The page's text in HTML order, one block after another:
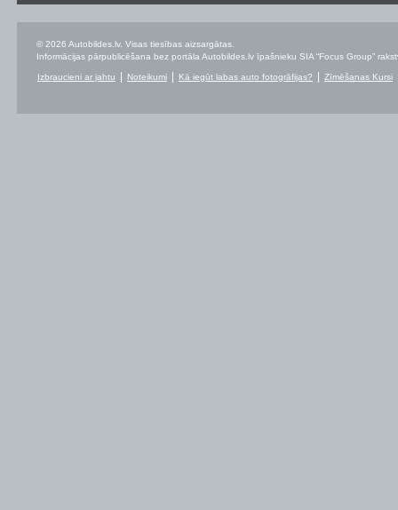
© 2026 Autobildes.lv. Visas tiesības aizsargātas.
Informācijas pārpublicēšana bez portāla Autobildes.lv īpašnieku SIA “Focus Group”
Izbraucieni ar jahtu Noteikumi Kā iegūt labas auto fotogrāfijas? Zīmēšanas Kursi